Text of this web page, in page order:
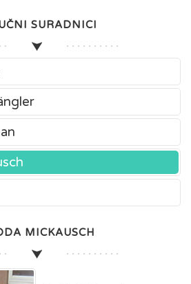
SURADNICI
MICKAUSCH